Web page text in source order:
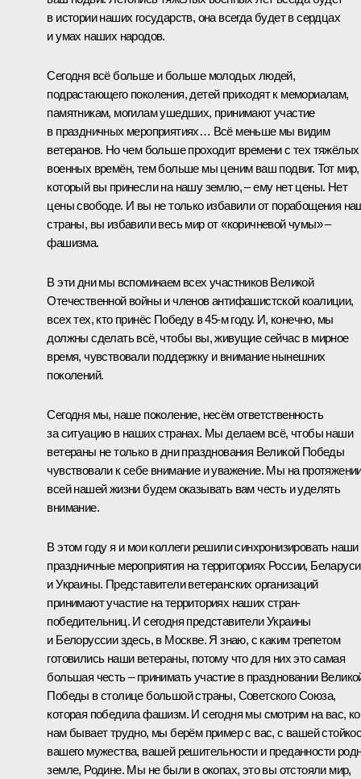
в истории наших государств, она всегда будет в сердцах
и умах наших народов.
Сегодня всё больше и больше молодых людей,
подрастающего поколения, детей приходят к мемориалам,
памятникам, могилам ушедших, принимают участие
в праздничных мероприятиях… Всё меньше мы видим
ветеранов. Но чем больше проходит времени с тех тяжёлых
военных времён, тем больше мы ценим ваш подвиг. Тот мир,
который вы принесли на нашу землю, – ему нет цены. Нет
цены свободе. И вы не только избавили от порабощения
страны, вы избавили весь мир от «коричневой чумы» –
фашизма.
В эти дни мы вспоминаем всех участников Великой
Отечественной войны и членов антифашистской коалиции,
всех тех, кто принёс Победу в 45-м году. И, конечно, мы
должны сделать всё, чтобы вы, живущие сейчас в мирное
время, чувствовали поддержку и внимание нынешних
поколений.
Сегодня мы, наше поколение, несём ответственность
за ситуацию в наших странах. Мы делаем всё, чтобы наши
ветераны не только в дни празднования Великой Победы
чувствовали к себе внимание и уважение. Мы на
всей нашей жизни будем оказывать вам честь и уделять
внимание.
В этом году я и мои коллеги решили синхронизировать наши
праздничные мероприятия на территориях России, Беларуси
и Украины. Представители ветеранских организаций
принимают участие на территориях наших стран-
победительниц. И сегодня представители Украины
и Белоруссии здесь, в Москве. Я знаю, с каким трепетом
готовились наши ветераны, потому что для них это самая
большая честь – принимать участие в праздновании
Победы в столице большой страны, Советского Союза,
которая победила фашизм. И сегодня мы смотрим на вас,
нам бывает трудно, мы берём пример с вас, с вашей
вашего мужества, вашей решительности и преданности
земле, Родине. Мы не были в окопах, это вы отстояли мир,